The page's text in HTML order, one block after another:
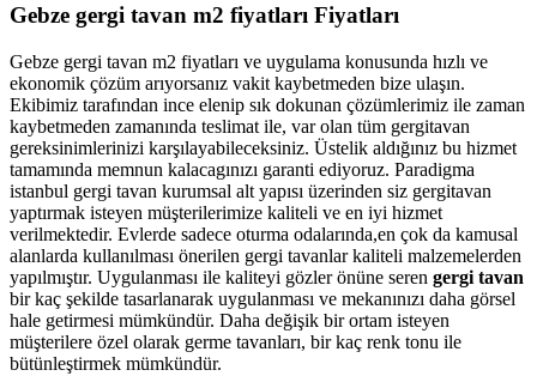
Gebze gergi tavan m2 fiyatları Fiyatları
Gebze gergi tavan m2 fiyatları ve uygulama konusunda hızlı ve
ekonomik çözüm arıyorsanız vakit kaybetmeden bize ulaşın.
Ekibimiz tarafından ince elenip sık dokunan çözümlerimiz ile zaman
kaybetmeden zamanında teslimat ile, var olan tüm gergitavan
gereksinimlerinizi karşılayabileceksiniz. Üstelik aldığınız bu hizmet
tamamında memnun kalacagınızı garanti ediyoruz. Paradigma
istanbul gergi tavan kurumsal alt yapısı üzerinden siz gergitavan
yaptırmak isteyen müşterilerimize kaliteli ve en iyi hizmet
verilmektedir. Evlerde sadece oturma odalarında,en çok da kamusal
alanlarda kullanılması önerilen gergi tavanlar kaliteli malzemelerden
yapılmıştır. Uygulanması ile kaliteyi gözler önüne seren gergi tavan
bir kaç şekilde tasarlanarak uygulanması ve mekanınızı daha görsel
hale getirmesi mümkündür. Daha değişik bir ortam isteyen
müşterilere özel olarak germe tavanları, bir kaç renk tonu ile
bütünleştirmek mümkündür.